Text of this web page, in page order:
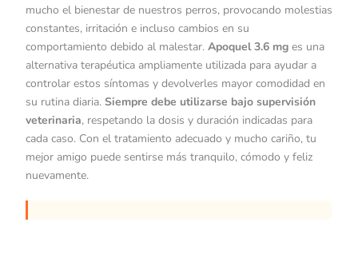
mucho el bienestar de nuestros perros, provocando molestias
constantes, irritación e incluso cambios en su
comportamiento debido al malestar. Apoquel 3.6 mg es una
alternativa terapéutica ampliamente utilizada para ayudar a
controlar estos síntomas y devolverles mayor comodidad en
su rutina diaria. Siempre debe utilizarse bajo supervisión
veterinaria, respetando la dosis y duración indicadas para
cada caso. Con el tratamiento adecuado y mucho cariño, tu
mejor amigo puede sentirse más tranquilo, cómodo y feliz
nuevamente.